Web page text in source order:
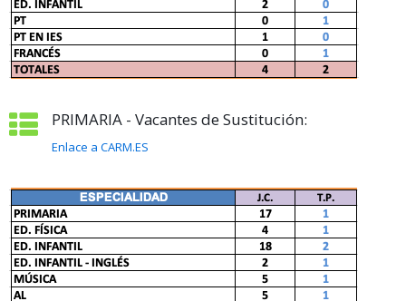
PRIMARIA - Vacantes de Sustitución:
Enlace a CARM.ES